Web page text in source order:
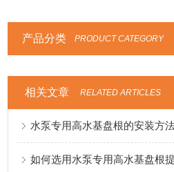
产品分类 PRODUCT CATEGORY
相关文章 RELATED ARTICLES
如何选用水泵专用高水基盘根